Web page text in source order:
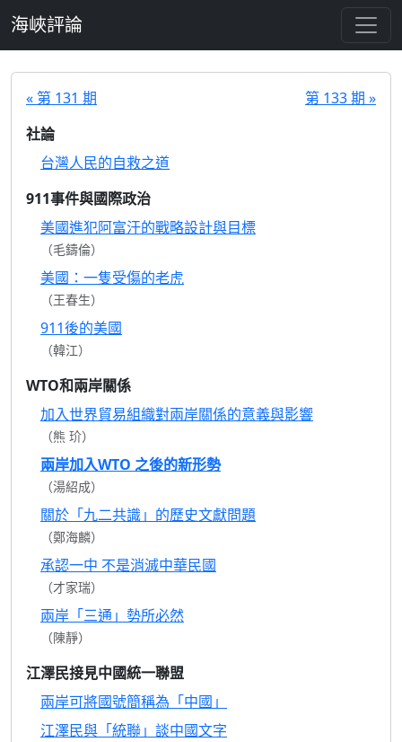
海峽評論
« 第 131 期
第 133 期 »
社論
台灣人民的自救之道
911事件與國際政治
美國進犯阿富汗的戰略設計與目標
（毛鑄倫）
美國：一隻受傷的老虎
（王春生）
911後的美國
（韓江）
WTO和兩岸關係
加入世界貿易組織對兩岸關係的意義與影響
（熊 玠）
兩岸加入WTO 之後的新形勢
（湯紹成）
關於「九二共識」的歷史文獻問題
（鄭海麟）
承認一中 不是消滅中華民國
（才家瑞）
兩岸「三通」勢所必然
（陳靜）
江澤民接見中國統一聯盟
兩岸可將國號簡稱為「中國」
江澤民與「統聯」談中國文字